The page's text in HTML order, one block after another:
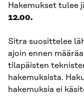
Hakemukset tulee
12.00.
Sitra suosittelee
ajoin ennen
tilapäisten
hakemuksista.
hakemuksia ei